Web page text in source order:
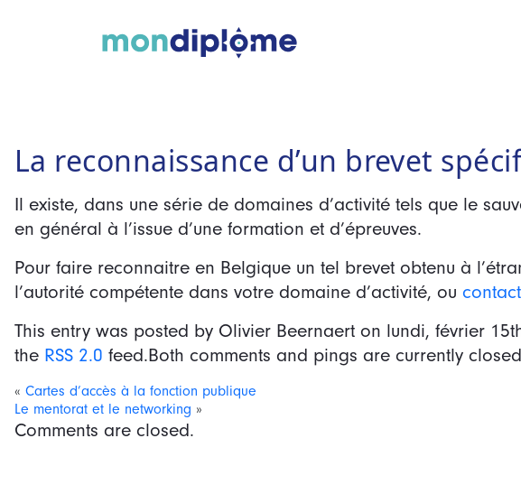
La reconnaissance d’un brevet
Il existe, dans une série de domaines d’activité tels que le
en général à l’issue d’une formation et d’épreuves.
Pour faire reconnaitre en Belgique un tel brevet obtenu à
l’autorité compétente dans votre domaine d’activité, ou
This entry was posted by Olivier Beernaert on lundi, février
the RSS 2.0 feed.Both comments and pings are currently
« Cartes d’accès à la fonction publique
Le mentorat et le networking »
Comments are closed.